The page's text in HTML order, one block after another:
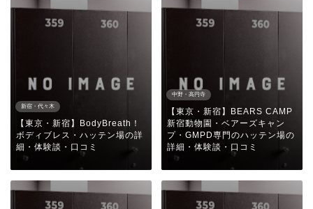
新宿・代々木
【東京・新宿】BodyBreath！
ボディブレス・ハッテン場の詳
細・体験談・口コミ
中野・高円寺
【東京・新宿】BEARS CAMP
新宿動物園・ベアーズキャン
プ・GMPD専門のハッテン場の
詳細・体験談・口コミ